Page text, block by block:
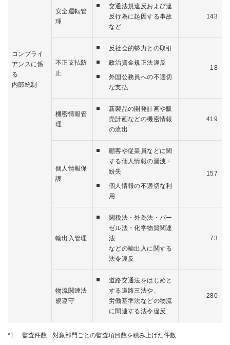
コンプライ
アンスに係
る
内部統制
安全運転管
理
交通法規違反および違
反行為に起因する事故
など
143
不正支払防
止
反社会的勢力との取引
政治資金規正法違反
外国公務員への不適切
な支払
18
機密情報管
理
新製品の開発計画や販
売計画などの機密情報
の流出
419
個人情報保
護
顧客や従業員などに関
する個人情報の漏洩・
紛失
個人情報の不適切な利
用
157
輸出入管理
関税法・外為法・バー
ゼル法・化学物質関連
法
などの輸出入に関する
法令違反
73
物流関連法
規遵守
道路交通法をはじめと
する道路三法や、
労働基準法などの物流
に関連する法令違反
280
*1.
監査件数…対象部門ごとの監査項目数を積み上げた件数